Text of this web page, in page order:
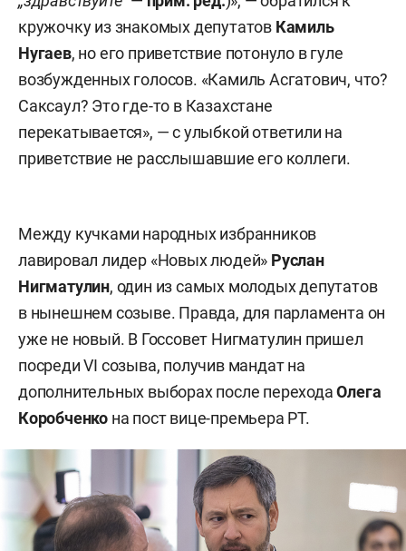
кружочку из знакомых депутатов Камиль
Нугаев, но его приветствие потонуло в гуле
возбужденных голосов. «Камиль Асгатович, что?
Саксаул? Это где-то в Казахстане
перекатывается», — с улыбкой ответили на
приветствие не расслышавшие его коллеги.
Между кучками народных избранников
лавировал лидер «Новых людей» Руслан
Нигматулин, один из самых молодых депутатов
в нынешнем созыве. Правда, для парламента он
уже не новый. В Госсовет Нигматулин пришел
посреди VI созыва, получив мандат на
дополнительных выборах после переходаОлега
Коробченко на пост вице-премьера РТ.